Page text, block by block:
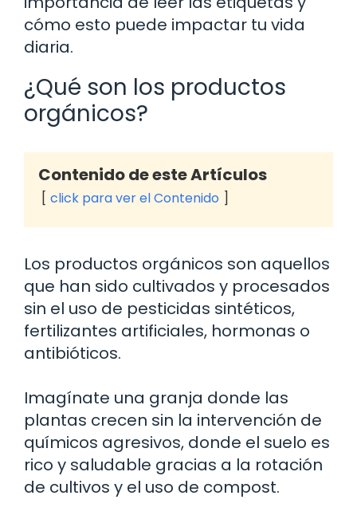
cómo esto puede impactar tu vida
diaria.
¿Qué son los productos
orgánicos?
Contenido de este Artículos
click para ver el Contenido
Los productos orgánicos son aquellos
que han sido cultivados y procesados
sin el uso de pesticidas sintéticos,
fertilizantes artificiales, hormonas o
antibióticos.
Imagínate una granja donde las
plantas crecen sin la intervención de
químicos agresivos, donde el suelo es
rico y saludable gracias a la rotación
de cultivos y el uso de compost.